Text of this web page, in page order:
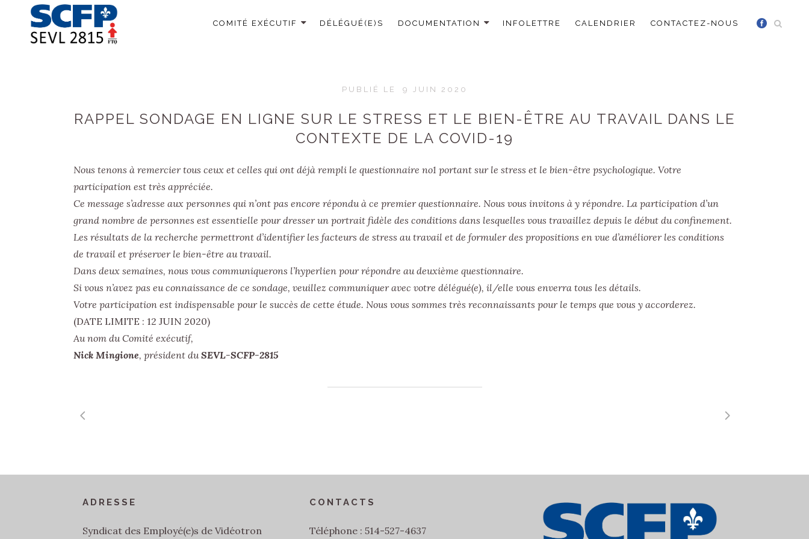
COMITÉ EXÉCUTIF DÉLÉGUÉ(E)S DOCUMENTATION INFOLETTRE CALENDRIER CONTACTEZ-NOUS
PUBLIÉ LE 9 JUIN 2020
RAPPEL SONDAGE EN LIGNE SUR LE STRESS ET LE BIEN-ÊTRE AU TRAVAIL DANS LE
CONTEXTE DE LA COVID-19
Nous tenons à remercier tous ceux et celles qui ont déjà rempli le questionnaire no1 portant sur le stress et le bien-être psychologique. Votre
participation est très appréciée.
Ce message s’adresse aux personnes qui n’ont pas encore répondu à ce premier questionnaire. Nous vous invitons à y répondre. La participation d’un
grand nombre de personnes est essentielle pour dresser un portrait fidèle des conditions dans lesquelles vous travaillez depuis le début du confinement.
Les résultats de la recherche permettront d’identifier les facteurs de stress au travail et de formuler des propositions en vue d’améliorer les conditions
de travail et préserver le bien-être au travail.
Dans deux semaines, nous vous communiquerons l’hyperlien pour répondre au deuxième questionnaire.
Si vous n’avez pas eu connaissance de ce sondage, veuillez communiquer avec votre délégué(e), il/elle vous enverra tous les détails.
Votre participation est indispensable pour le succès de cette étude. Nous vous sommes très reconnaissants pour le temps que vous y accorderez.
(DATE LIMITE : 12 JUIN 2020)
Au nom du Comité exécutif,
Nick Mingione, président duSEVL-SCFP-2815
ADRESSE
Syndicat des Employé(e)s de Vidéotron
CONTACTS
Téléphone : 514-527-4637